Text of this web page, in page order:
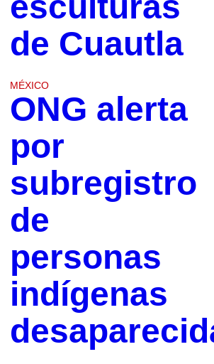
de Cuautla
MÉXICO
ONG alerta
por
subregistro
de
personas
indígenas